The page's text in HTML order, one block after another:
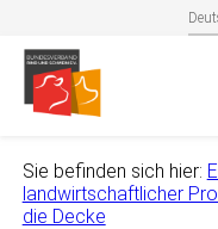
Sie befinden sich hier:
landwirtschaftlicher
die Decke